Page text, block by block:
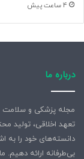
4 ساعت پیش
درباره ما
مجله پزشکی و سلامت
دانسته‌های خود را به
بی‌طرفانه ارائه